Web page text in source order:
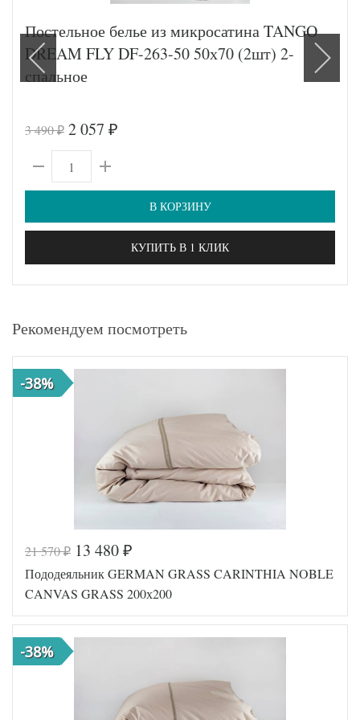
Постельное белье из микросатина TANGO
DREAM FLY DF-263-50 50х70 (2шт) 2-
спальное
3 490₽ 2 057 ₽
В КОРЗИНУ
КУПИТЬ В 1 КЛИК
Рекомендуем посмотреть
-38%
21 570₽ 13 480 ₽
Пододеяльник GERMAN GRASS CARINTHIA NOBLE
CANVAS GRASS 200х200
-38%